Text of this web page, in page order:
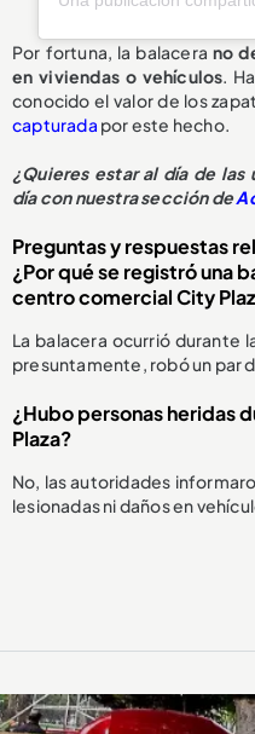
Por fortuna, la balacerano
en viviendas o vehículos.
conocido el valor de los
capturada por este hecho.
¿Quieres estar al día de
día con nuestra sección de
Preguntas y respuestas
¿Por qué se registró una
centro comercial City
La balacera ocurrió durante
presuntamente, robó un par
¿Hubo personas heridas
Plaza?
No, las autoridades
lesionadas ni daños en